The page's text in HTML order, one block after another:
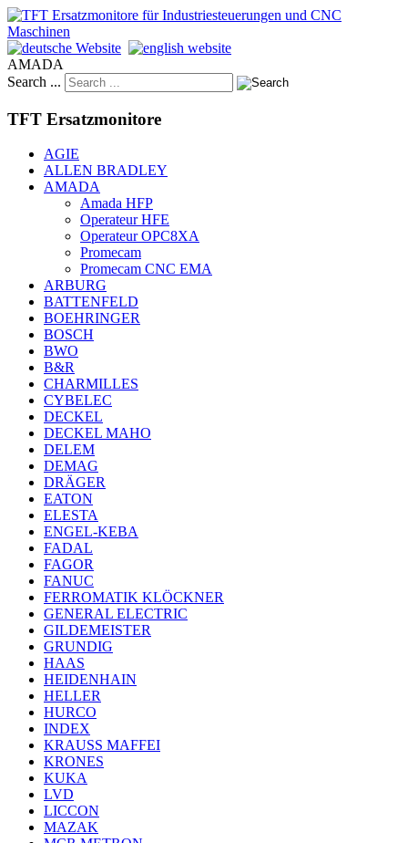
AMADA
Search ...
TFT Ersatzmonitore
AGIE
ALLEN BRADLEY
AMADA
Amada HFP
Operateur HFE
Operateur OPC8XA
Promecam
Promecam CNC EMA
ARBURG
BATTENFELD
BOEHRINGER
BOSCH
BWO
B&R
CHARMILLES
CYBELEC
DECKEL
DECKEL MAHO
DELEM
DEMAG
DRÄGER
EATON
ELESTA
ENGEL-KEBA
FADAL
FAGOR
FANUC
FERROMATIK KLÖCKNER
GENERAL ELECTRIC
GILDEMEISTER
GRUNDIG
HAAS
HEIDENHAIN
HELLER
HURCO
INDEX
KRAUSS MAFFEI
KRONES
KUKA
LVD
LICCON
MAZAK